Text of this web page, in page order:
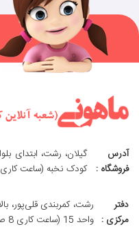
آدرس
فروشگاه :
گیلان، رشت، ابتدای
کودک نخبه (ساعت کاری 8 صبح الی 21)
دفتر
مرکزی :
رشت، کمربندی قلی‌پور،
واحد 15 (ساعت کاری 8 صبح الی 13)